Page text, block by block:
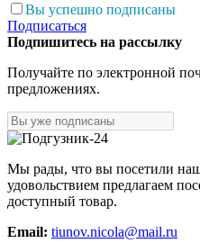
Вы успешно подписаны
Подписаться
Подпишитесь на рассылку
Получайте по электронной
предложениях.
Мы рады, что вы посетили
удовольствием предлагаем
доступный товар.
Email: tiunov.nicola@mail.ru